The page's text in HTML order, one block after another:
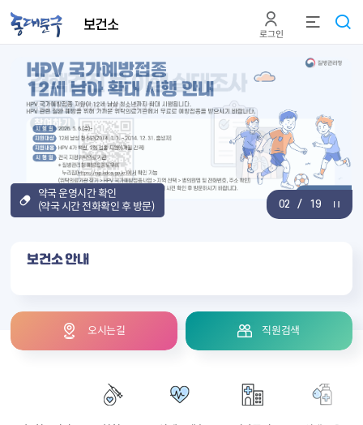
보건소
로그인
02 / 19
약국 운영시간 확인
(약국 시간 전화확인 후 방문)
보건소 안내
오시는길
직원검색